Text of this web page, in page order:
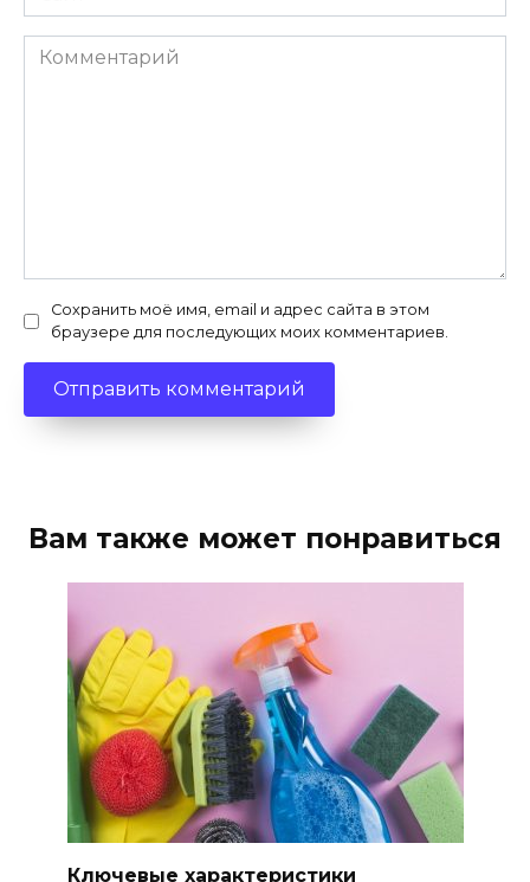
Комментарий
Сохранить моё имя, email и адрес сайта в этом
браузере для последующих моих комментариев.
Вам также может понравиться
Ключевые характеристики